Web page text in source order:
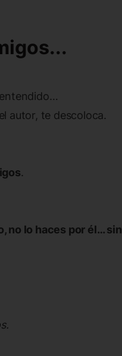
autor, te descoloca.
.
no lo haces por él…